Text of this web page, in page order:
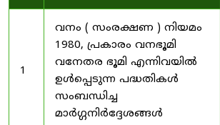
1
വനം ( സംരക്ഷണ ) നിയമം
1980, പ്രകാരം വനഭൂമി
വനേതര ഭൂമി എന്നിവയിൽ
ഉൾപ്പെടുന്ന പദ്ധതികൾ
സംബന്ധിച്ച
മാർഗ്ഗനിർദ്ദേശങ്ങൾ